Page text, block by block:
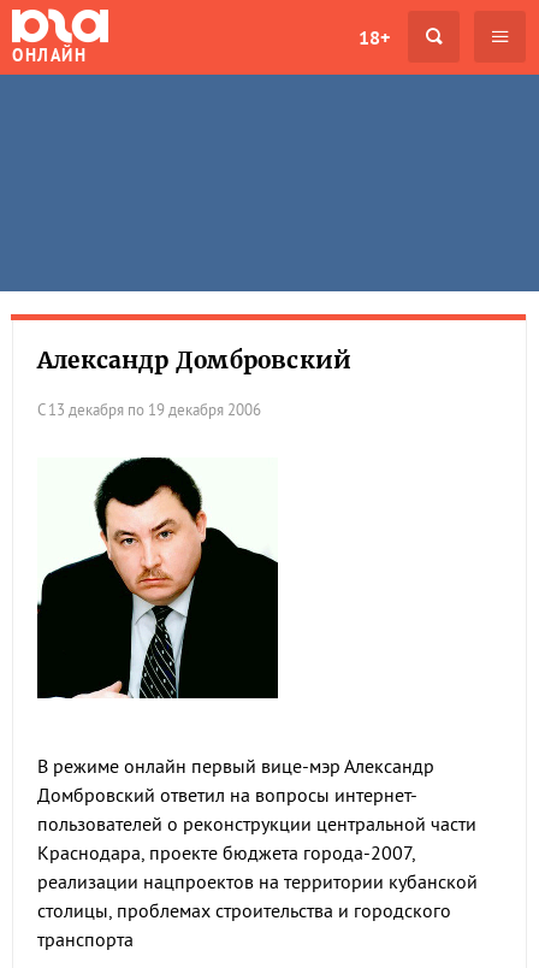
ОНЛАЙН
18+
Александр Домбровский
С 13 декабря по 19 декабря 2006
В режиме онлайн первый вице-мэр Александр
Домбровский ответил на вопросы интернет-
пользователей о реконструкции центральной части
Краснодара, проекте бюджета города-2007,
реализации нацпроектов на территории кубанской
столицы, проблемах строительства и городского
транспорта